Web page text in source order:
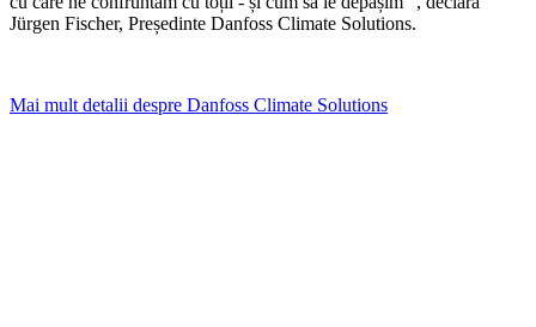
Jürgen Fischer, Președinte Danfoss Climate Solutions.
Mai mult detalii despre Danfoss Climate Solutions